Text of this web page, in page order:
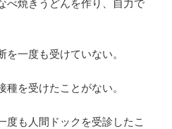
一度も受けていない。
を受けたことがない。
度も人間ドックを受診したこ